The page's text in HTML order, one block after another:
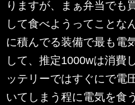
りますが、まぁ弁当でも
して食べようってことな
に積んでる装備で最も電
して、推定1000wは消費
ッテリーではすぐにで電
いてしまう程に電気を食